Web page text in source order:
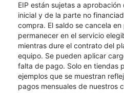
EIP están sujetas a
inicial y de la parte no
compra. El saldo se cancela
permanecer en el servicio
mientras dure el contrato del
equipo. Se pueden aplicar
falta de pago. Solo en tiendas
ejemplos que se muestran
pagos mensuales de nuestros